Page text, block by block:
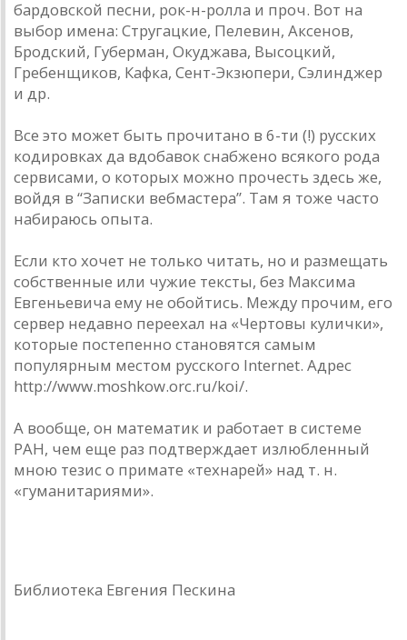
бардовской песни, рок-н-ролла и проч. Вот на
выбор имена: Стругацкие, Пелевин, Аксенов,
Бродский, Губерман, Окуджава, Высоцкий,
Гребенщиков, Кафка, Сент-Экзюпери, Сэлинджер
и др.
Все это может быть прочитано в 6-ти (!) русских
кодировках да вдобавок снабжено всякого рода
сервисами, о которых можно прочесть здесь же,
войдя в “Записки вебмастера”. Там я тоже часто
набираюсь опыта.
Если кто хочет не только читать, но и размещать
собственные или чужие тексты, без Максима
Евгеньевича ему не обойтись. Между прочим, его
сервер недавно переехал на «Чертовы кулички»,
которые постепенно становятся самым
популярным местом русского Internet. Адрес
http://www.moshkow.orc.ru/koi/.
А вообще, он математик и работает в системе
РАН, чем еще раз подтверждает излюбленный
мною тезис о примате «технарей» над т. н.
«гуманитариями».
Библиотека Евгения Пескина